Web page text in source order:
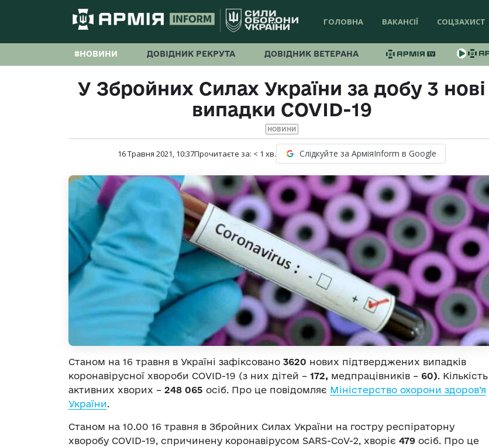
ГОЛОВНА ВАКАНСІЇ СОЦЗАХИСТ
#НОВИНИ ДОВІДНИК РЕКРУТА ДОВІДНИК ВЕТЕРАНА
У Збройних Силах України за добу 3 нові
випадки COVID-19
НОВИНИ
16 Травня 2021, 10:37Прочитаєте за: < 1 хв. Слідкуйте за АрміяInform в Google
Станом на 16 травня в Україні зафіксовано 3620 нових підтверджених випадків
коронавірусної хвороби COVID-19 (з них дітей – 172, медпрацівників – 60). Кількість
активних хворих – 248 065 осіб. Про це повідомляє Міністерство охорони здоров’я
України.
Станом на 10.00 16 травня в Збройних Силах України на гостру респіраторну
хворобу COVID-19, спричинену коронавірусом SARS-CoV-2, хворіє 479 осіб. Про це